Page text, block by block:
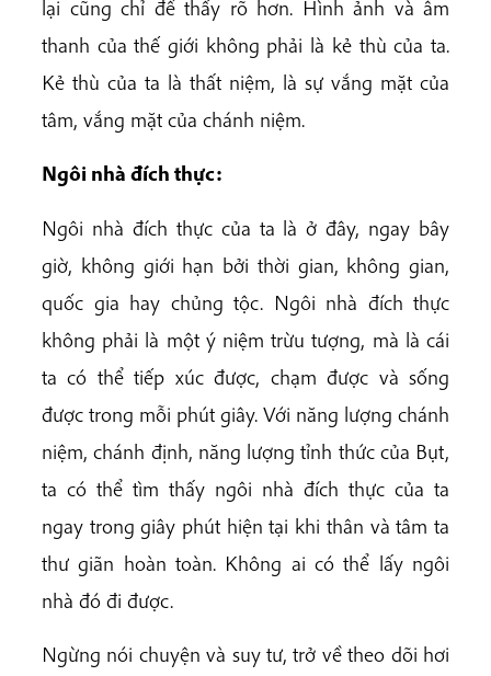
lại cũng chỉ để thấy rõ hơn. Hình ảnh và âm
thanh của thế giới không phải là kẻ thù của ta.
Kẻ thù của ta là thất niệm, là sự vắng mặt của
tâm, vắng mặt của chánh niệm.
Ngôi nhà đích thực:
Ngôi nhà đích thực của ta là ở đây, ngay bây
giờ, không giới hạn bởi thời gian, không gian,
quốc gia hay chủng tộc. Ngôi nhà đích thực
không phải là một ý niệm trừu tượng, mà là cái
ta có thể tiếp xúc được, chạm được và sống
được trong mỗi phút giây. Với năng lượng chánh
niệm, chánh định, năng lượng tỉnh thức của Bụt,
ta có thể tìm thấy ngôi nhà đích thực của ta
ngay trong giây phút hiện tại khi thân và tâm ta
thư giãn hoàn toàn. Không ai có thể lấy ngôi
nhà đó đi được.
Ngừng nói chuyện và suy tư, trở về theo dõi hơi